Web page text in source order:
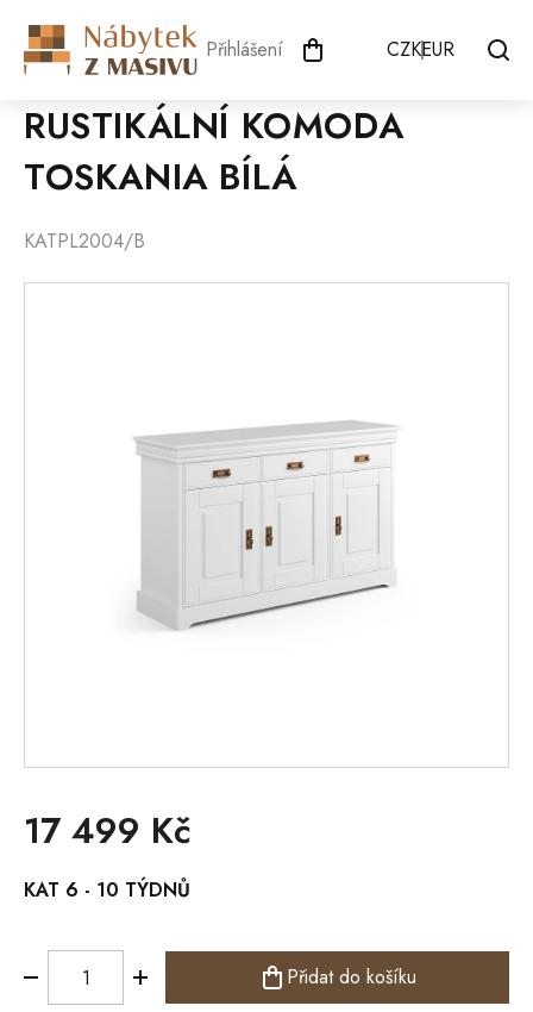
obsah
Přihlášení CZKEUR
RUSTIKÁLNÍ KOMODA
TOSKANIA BÍLÁ
KATPL2004/B
17 499 Kč
Měrná
cena:
KAT 6 - 10 TÝDNŮ
Přidat do košíku